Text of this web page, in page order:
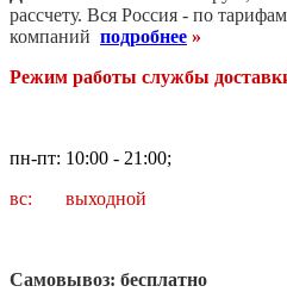
рассчету. Вся Россия - по
компаний подробнее »
Режим работы службы
пн-пт: 10:00 - 21:00;
вс: выходной
Самовывоз: бесплатно